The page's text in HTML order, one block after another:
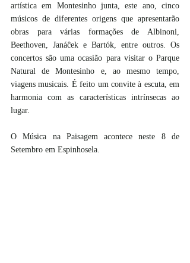
artística em Montesinho junta, este ano, cinco
músicos de diferentes origens que apresentarão
obras para várias formações de Albinoni,
Beethoven, Janáĉek e Bartók, entre outros. Os
concertos são uma ocasião para visitar o Parque
Natural de Montesinho e, ao mesmo tempo,
viagens musicais. É feito um convite à escuta, em
harmonia com as características intrínsecas ao
lugar.
O Música na Paisagem acontece neste 8 de
Setembro em Espinhosela.